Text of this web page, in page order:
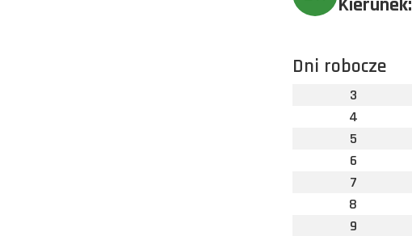
Kierunek:
Dni robocze
3
4
5
6
7
8
9